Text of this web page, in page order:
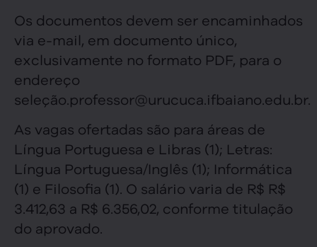
Os documentos devem ser encaminhados
via e-mail, em documento único,
exclusivamente no formato PDF, para o
endereço
seleção.professor@urucuca.ifbaiano.edu.br.
As vagas ofertadas são para áreas de
Língua Portuguesa e Libras (1); Letras:
Língua Portuguesa/Inglês (1); Informática
(1) e Filosofia (1). O salário varia de R$ R$
3.412,63 a R$ 6.356,02, conforme titulação
do aprovado.